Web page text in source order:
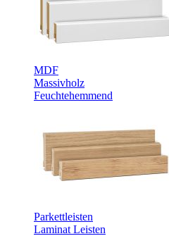
MDF
Massivholz
Feuchtehemmend
Parkettleisten
Laminat Leisten